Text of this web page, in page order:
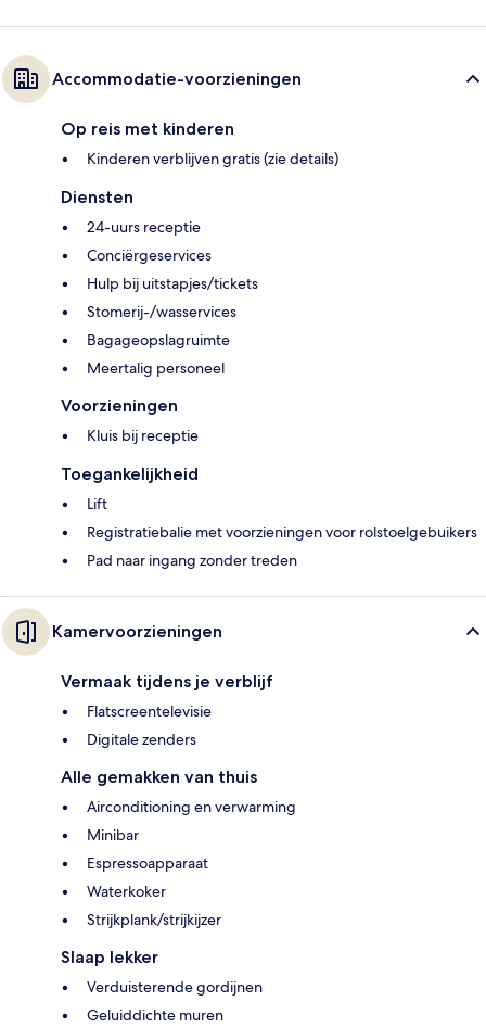
Accommodatie-voorzieningen
Op reis met kinderen
Kinderen verblijven gratis (zie details)
Diensten
24-uurs receptie
Conciërgeservices
Hulp bij uitstapjes/tickets
Stomerij-/wasservices
Bagageopslagruimte
Meertalig personeel
Voorzieningen
Kluis bij receptie
Toegankelijkheid
Lift
Registratiebalie met voorzieningen voor rolstoelgebuikers
Pad naar ingang zonder treden
Kamervoorzieningen
Vermaak tijdens je verblijf
Flatscreentelevisie
Digitale zenders
Alle gemakken van thuis
Airconditioning en verwarming
Minibar
Espressoapparaat
Waterkoker
Strijkplank/strijkijzer
Slaap lekker
Verduisterende gordijnen
Geluiddichte muren